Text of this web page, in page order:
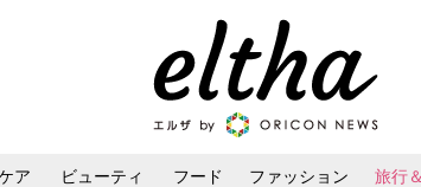
ア ビューティ フード ファッション 旅行